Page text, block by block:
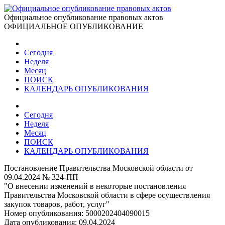
Официальное опубликование правовых актов
ОФИЦИАЛЬНОЕ ОПУБЛИКОВАНИЕ
Сегодня
Неделя
Месяц
ПОИСК
КАЛЕНДАРЬ ОПУБЛИКОВАНИЯ
Сегодня
Неделя
Месяц
ПОИСК
КАЛЕНДАРЬ ОПУБЛИКОВАНИЯ
Постановление Правительства Московской области от
09.04.2024 № 324-ПП
"О внесении изменений в некоторые постановления
Правительства Московской области в сфере осуществления
закупок товаров, работ, услуг"
Номер опубликования: 5000202404090015
Дата опубликования: 09.04.2024